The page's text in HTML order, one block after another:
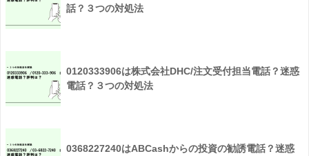
話？３つの対処法
0120333906は株式会社DHC/注文受付担当電話？迷惑
電話？３つの対処法
0368227240はABCashからの投資の勧誘電話？迷惑